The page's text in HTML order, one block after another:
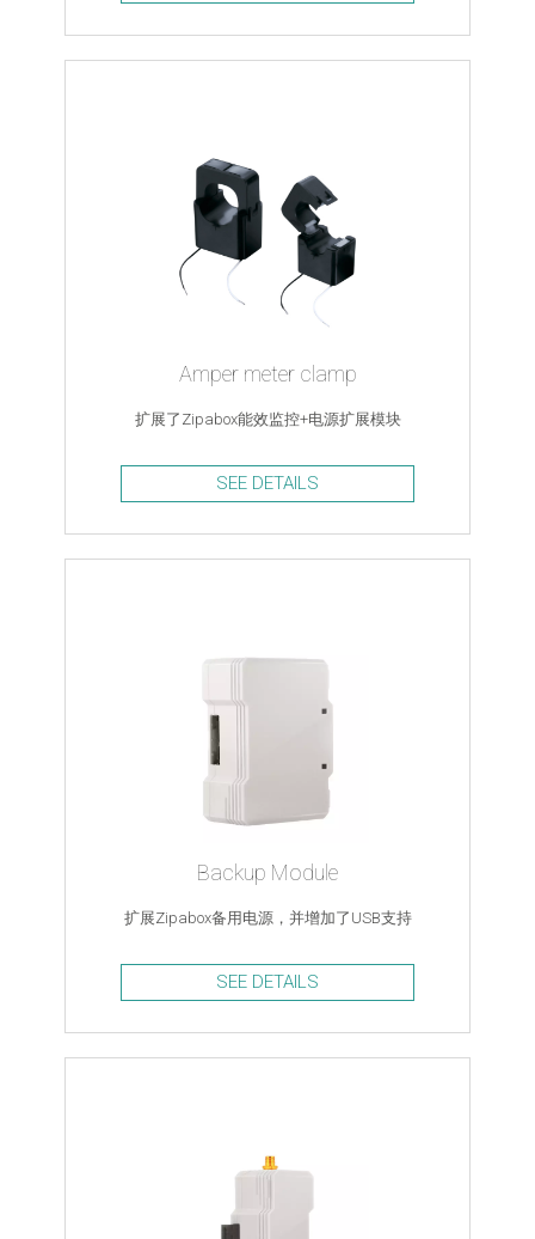
Amper meter clamp
扩展了Zipabox能效监控+电源扩展模块
SEE DETAILS
Backup Module
扩展Zipabox备用电源，并增加了USB支持
SEE DETAILS